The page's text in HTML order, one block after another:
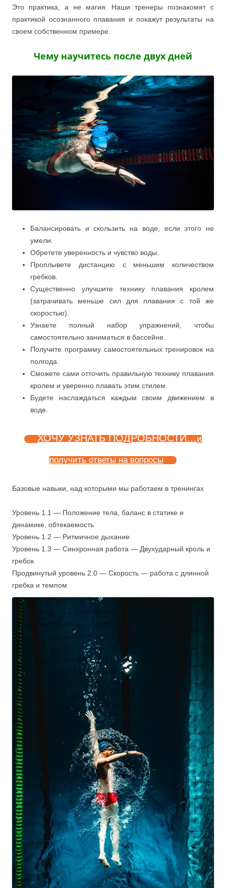
Это практика, а не магия. Наши тренеры познакомят с
практикой осознанного плавания и покажут результаты на
своем собственном примере.
Чему научитесь после двух дней
Балансировать и скользить на воде, если этого не
умели.
Обретете уверенность и чувство воды.
Проплывете дистанцию с меньшим количеством
гребков.
Существенно улучшите технику плавания кролем
(затрачивать меньше сил для плавания с той же
скоростью).
Узнаете полный набор упражнений, чтобы
самостоятельно заниматься в бассейне.
Получите программу самостоятельных тренировок на
полгода.
Сможете сами отточить правильную технику плавания
кролем и уверенно плавать этим стилем.
Будете наслаждаться каждым своим движением в
воде.
ХОЧУ УЗНАТЬ ПОДРОБНОСТИ…и
получить ответы на вопросы
Базовые навыки, над которыми мы работаем в тренингах
Уровень 1.1 — Положение тела, баланс в статике и
динамике, обтекаемость
Уровень 1.2 — Ритмичное дыхание
Уровень 1.3 — Синхронная работа — Двухударный кроль и
гребок
Продвинутый уровень 2.0 — Скорость — работа с длинной
гребка и темпом